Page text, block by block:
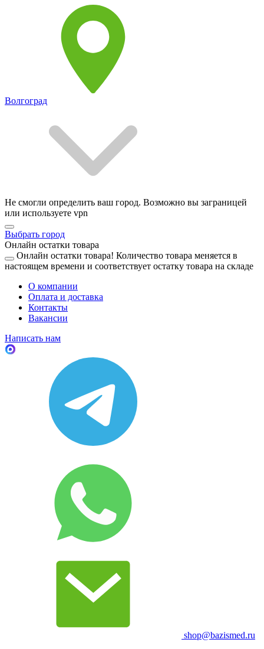
Волгоград
Не смогли определить ваш город. Возможно вы заграницей
или используете vpn
Выбрать город
Онлайн остатки товара
Онлайн остатки товара! Количество товара меняется в
настоящем времени и соответствует остатку товара на складе
О компании
Оплата и доставка
Контакты
Вакансии
Написать нам
shop@bazismed.ru